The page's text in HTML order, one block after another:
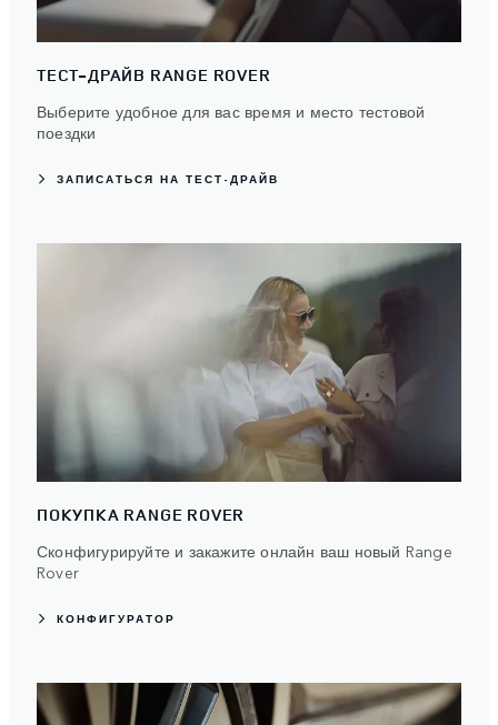
ТЕСТ-ДРАЙВ RANGE ROVER
Выберите удобное для вас время и место тестовой
поездки
ЗАПИСАТЬСЯ НА ТЕСТ-ДРАЙВ
ПОКУПКА RANGE ROVER
Сконфигурируйте и закажите онлайн ваш новый Range
Rover
КОНФИГУРАТОР